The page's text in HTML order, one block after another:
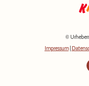
©
Impressum|